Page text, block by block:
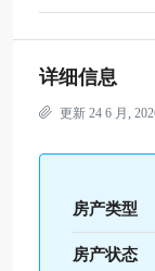
详细信息
更新 24 6 月,
房产类型
房产状态